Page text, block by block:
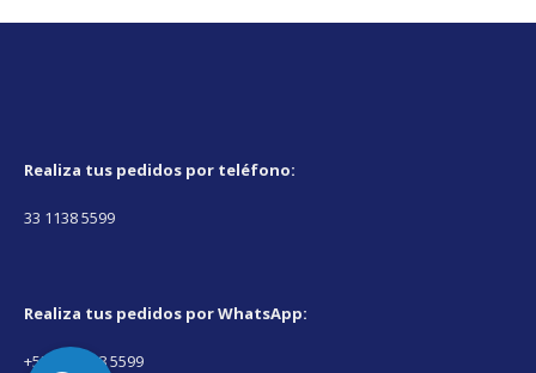
Realiza tus pedidos por teléfono:
33 1138 5599
Realiza tus pedidos por WhatsApp:
+52 33 1138 5599